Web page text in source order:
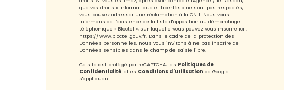
que vos droits « Informatique et Libertés » ne sont pas respectés,
vous pouvez adresser une réclamation à la CNIL. Nous vous
informons de l’existence de la liste d'opposition au démarchage
téléphonique « Bloctel », sur laquelle vous pouvez vous inscrire ici :
https://www.bloctel.gouv.fr. Dans le cadre de la protection des
Données personnelles, nous vous invitons à ne pas inscrire de
Données sensibles dans le champ de saisie libre.
Ce site est protégé par reCAPTCHA, les Politiques de
Confidentialité et es Conditions d'utilisation de Google
s'appliquent.